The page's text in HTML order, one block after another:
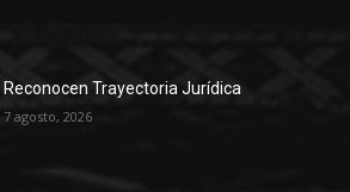
Reconocen Trayectoria Jurídica
7 agosto, 2026